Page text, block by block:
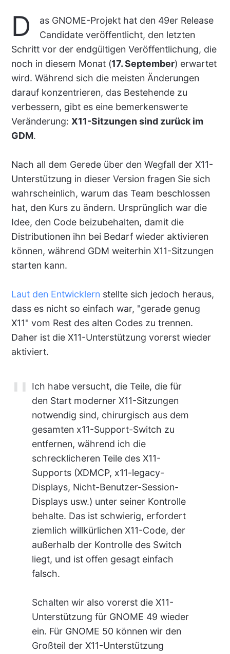
D
as GNOME-Projekt hat den 49er Release
Candidate veröffentlicht, den letzten
Schritt vor der endgültigen Veröffentlichung, die
noch in diesem Monat (17. September) erwartet
wird. Während sich die meisten Änderungen
darauf konzentrieren, das Bestehende zu
verbessern, gibt es eine bemerkenswerte
Veränderung: X11-Sitzungen sind zurück im
GDM.
Nach all dem Gerede über den Wegfall der X11-
Unterstützung in dieser Version fragen Sie sich
wahrscheinlich, warum das Team beschlossen
hat, den Kurs zu ändern. Ursprünglich war die
Idee, den Code beizubehalten, damit die
Distributionen ihn bei Bedarf wieder aktivieren
können, während GDM weiterhin X11-Sitzungen
starten kann.
Laut den Entwicklern stellte sich jedoch heraus,
dass es nicht so einfach war, "gerade genug
X11" vom Rest des alten Codes zu trennen.
Daher ist die X11-Unterstützung vorerst wieder
aktiviert.
Ich habe versucht, die Teile, die für
den Start moderner X11-Sitzungen
notwendig sind, chirurgisch aus dem
gesamten x11-Support-Switch zu
entfernen, während ich die
schrecklicheren Teile des X11-
Supports (XDMCP, x11-legacy-
Displays, Nicht-Benutzer-Session-
Displays usw.) unter seiner Kontrolle
behalte. Das ist schwierig, erfordert
ziemlich willkürlichen X11-Code, der
außerhalb der Kontrolle des Switch
liegt, und ist offen gesagt einfach
falsch.
Schalten wir also vorerst die X11-
Unterstützung für GNOME 49 wieder
ein. Für GNOME 50 können wir den
Großteil der X11-Unterstützung